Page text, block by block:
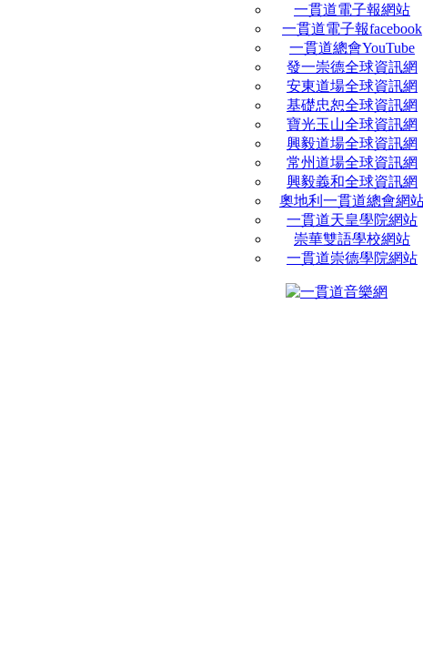
一貫道電子報網站
一貫道電子報facebook
一貫道總會YouTube
發一崇德全球資訊網
安東道場全球資訊網
基礎忠恕全球資訊網
寶光玉山全球資訊網
興毅道場全球資訊網
常州道場全球資訊網
興毅義和全球資訊網
奧地利一貫道總會網
一貫道天皇學院網站
崇華雙語學校網站
一貫道崇德學院網站